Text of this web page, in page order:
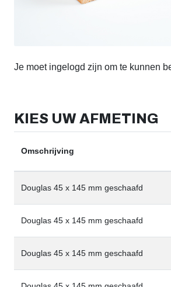
Je moet ingelogd zijn om te kunnen
KIES UW AFMETING
Omschrijving
Douglas 45 x 145 mm geschaafd
Douglas 45 x 145 mm geschaafd
Douglas 45 x 145 mm geschaafd